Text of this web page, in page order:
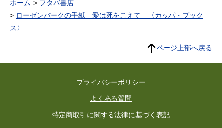
ホーム
フタバ書店
ローゼンバークの手紙 愛は死をこえて 〈カッパ・ブック
ス〉
ページ上部へ戻る
プライバシーポリシー
よくある質問
特定商取引に関する法律に基づく表記